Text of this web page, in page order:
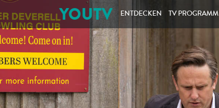
YOUTV ENTDECKEN TV PROGRAMM